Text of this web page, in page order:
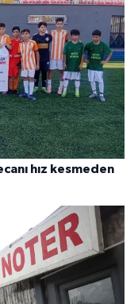
hız kesmeden